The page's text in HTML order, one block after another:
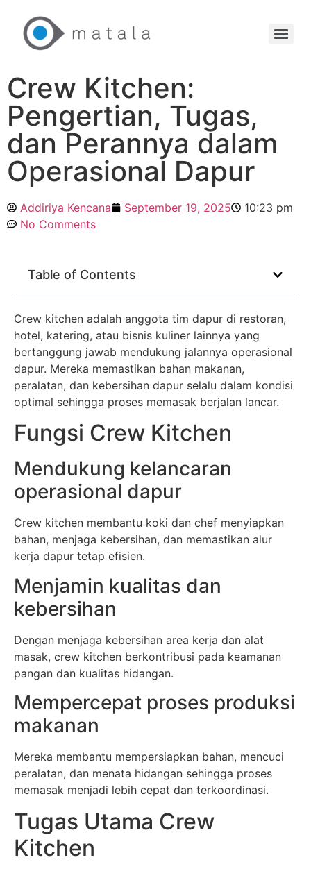
Crew Kitchen:
Pengertian, Tugas,
dan Perannya dalam
Operasional Dapur
Addiriya Kencana September 19, 2025
10:23 pm
No Comments
Table of Contents
Crew kitchen adalah anggota tim dapur di restoran,
hotel, katering, atau bisnis kuliner lainnya yang
bertanggung jawab mendukung jalannya operasional
dapur. Mereka memastikan bahan makanan,
peralatan, dan kebersihan dapur selalu dalam kondisi
optimal sehingga proses memasak berjalan lancar.
Fungsi Crew Kitchen
Mendukung kelancaran
operasional dapur
Crew kitchen membantu koki dan chef menyiapkan
bahan, menjaga kebersihan, dan memastikan alur
kerja dapur tetap efisien.
Menjamin kualitas dan
kebersihan
Dengan menjaga kebersihan area kerja dan alat
masak, crew kitchen berkontribusi pada keamanan
pangan dan kualitas hidangan.
Mempercepat proses produksi
makanan
Mereka membantu mempersiapkan bahan, mencuci
peralatan, dan menata hidangan sehingga proses
memasak menjadi lebih cepat dan terkoordinasi.
Tugas Utama Crew
Kitchen